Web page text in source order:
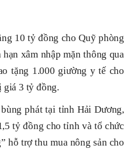
10 tỷ đồng cho Quỹ phòng
xâm nhập mặn thông qua
tặng 1.000 giường y tế cho
giá 3 tỷ đồng.
phát tại tỉnh Hải Dương,
tỷ đồng cho tỉnh và tổ chức
hỗ trợ thu mua nông sản cho